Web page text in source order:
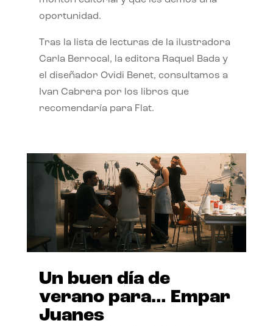
oportunidad.
Tras la lista de lecturas de la ilustradora
Carla Berrocal, la editora Raquel Bada y
el diseñador Ovidi Benet, consultamos a
Ivan Cabrera por los libros que
recomendaría para Flat.
Un buen día de
verano para… Empar
Juanes